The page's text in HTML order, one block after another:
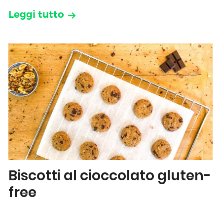
Leggi tutto
Biscotti al cioccolato gluten-
free